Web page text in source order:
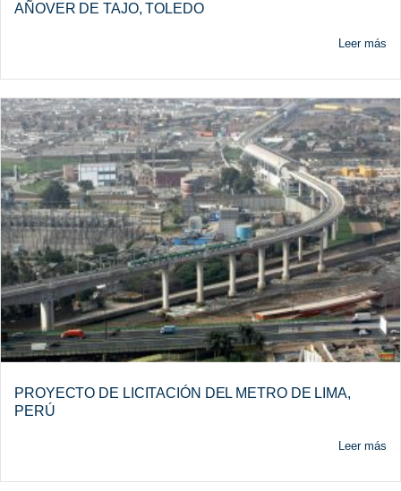
AÑOVER DE TAJO, TOLEDO
Leer más
PROYECTO DE LICITACIÓN DEL METRO DE LIMA,
PERÚ
Leer más